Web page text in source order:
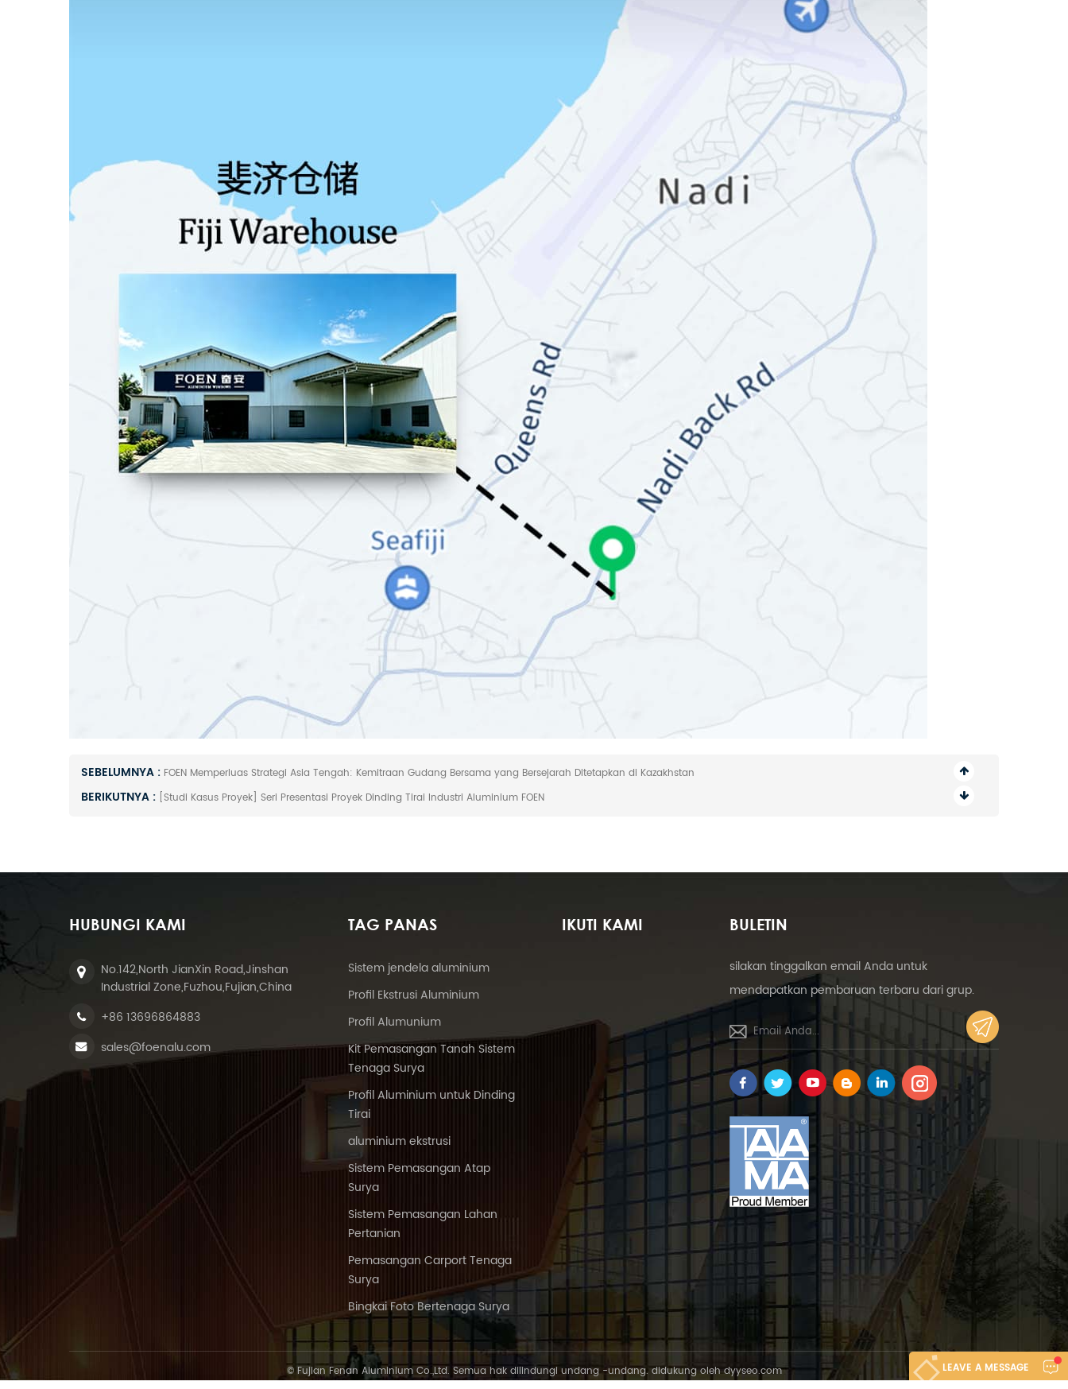
SEBELUMNYA : FOEN Memperluas Strategi Asia Tengah: Kemitraan Gudang Bersama yang Bersejarah Ditetapkan di Kazakhstan
BERIKUTNYA : [Studi Kasus Proyek] Seri Presentasi Proyek Dinding Tirai Industri Aluminium FOEN
HUBUNGI KAMI
No.142,North JianXin Road,Jinshan
Industrial Zone,Fuzhou,Fujian,China
+86 13696864883
sales@foenalu.com
TAG PANAS
Sistem jendela aluminium
Profil Ekstrusi Aluminium
Profil Alumunium
Kit Pemasangan Tanah Sistem
Tenaga Surya
Profil Aluminium untuk Dinding
Tirai
aluminium ekstrusi
Sistem Pemasangan Atap
Surya
Sistem Pemasangan Lahan
Pertanian
Pemasangan Carport Tenaga
Surya
Bingkai Foto Bertenaga Surya
IKUTI KAMI BULETIN
silakan tinggalkan email Anda untuk
mendapatkan pembaruan terbaru dari grup.
© Fujian Fenan Aluminium Co.,Ltd. Semua hak dilindungi undang -undang. didukung olehdyyseo.com LEAVE A MESSAGE